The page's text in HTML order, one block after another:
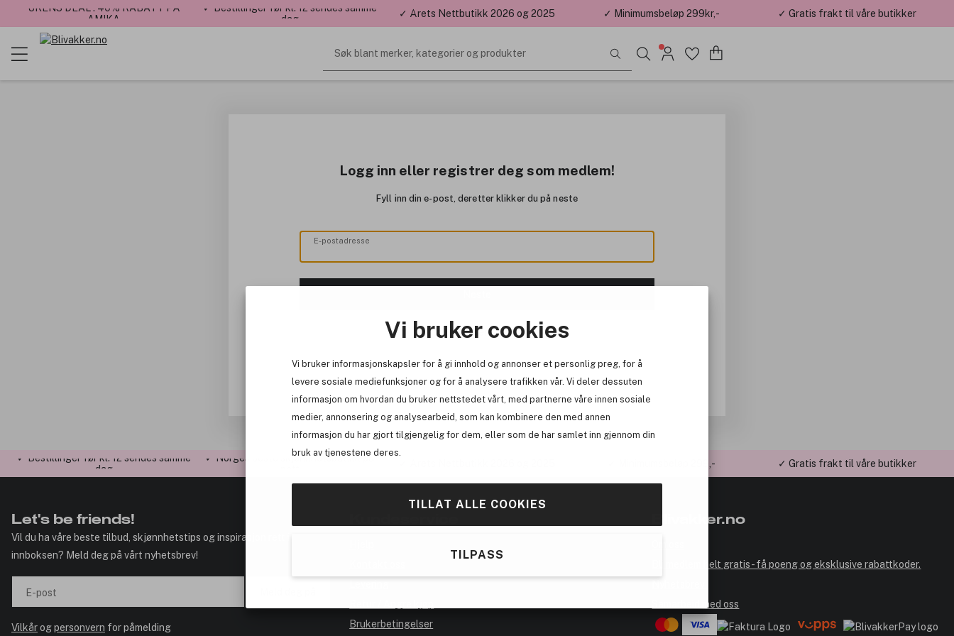
Vi bruker cookies
Vi bruker informasjonskapsler for å gi innhold og annonser et personlig preg, for å
levere sosiale mediefunksjoner og for å analysere trafikken vår. Vi deler dessuten
informasjon om hvordan du bruker nettstedet vårt, med partnerne våre innen sosiale
medier, annonsering og analysearbeid, som kan kombinere den med annen
informasjon du har gjort tilgjengelig for dem, eller som de har samlet inn gjennom din
bruk av tjenestene deres.
TILLAT ALLE COOKIES
TILPASS
UKENS DEAL : 40% RABATT PÅ
AMIKA
✓ Bestillinger før kl. 12 sendes samme
dag
✓ Årets Nettbutikk 2026 og 2025 ✓ Minimumsbeløp 299kr,- ✓ Gratis frakt til våre butikker
Søk blant merker, kategorier og produkter
Logg inn eller registrer deg som medlem!
Fyll inn din e-post, deretter klikker du på neste
E-postadresse
Eller
✓ Bestillinger før kl. 12 sendes samme
dag
✓ Norges beste skjønnhetsbutikk på
✓ Minimumsbeløp 299,- ✓ Gratis frakt til våre butikker
Let's be friends!
Vil du ha våre beste tilbud, skjønnhetstips og inspirasjon rett i
innboksen? Meld deg på vårt nyhetsbrev!
E-post
Vilkårogpersonvern for påmelding
Brukerbetingelser
Blivakker.no
Bli medlem helt gratis - få poeng og eksklusive rabattkoder.
Samarbeid med oss